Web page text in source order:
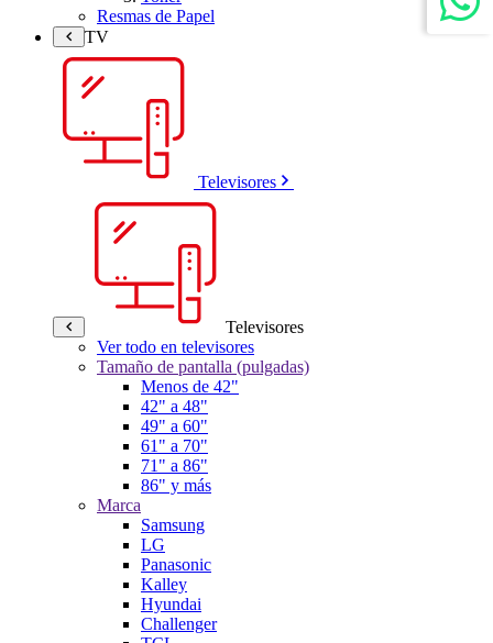
Resmas de Papel
TV
Televisores
Televisores
Ver todo en televisores
Tamaño de pantalla (pulgadas)
Menos de 42"
42" a 48"
49" a 60"
61" a 70"
71" a 86"
86" y más
Marca
Samsung
LG
Panasonic
Kalley
Hyundai
Challenger